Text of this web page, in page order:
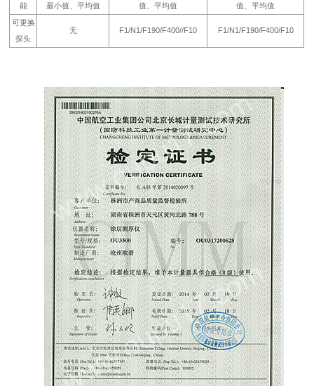
能
最小值、平均值
值、平均值
值、平均值
可更换
探头
无 F1/N1/F190/F400//F10 F1/N1/F190/F400/F10